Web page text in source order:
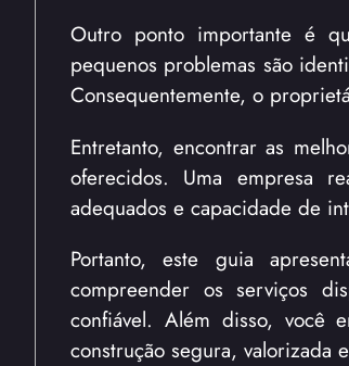
Outro ponto importante é
pequenos problemas são
Consequentemente, o
Entretanto, encontrar as
oferecidos. Uma empresa
adequados e capacidade de
Portanto, este guia
compreender os serviços
confiável. Além disso, você
construção segura, valorizada